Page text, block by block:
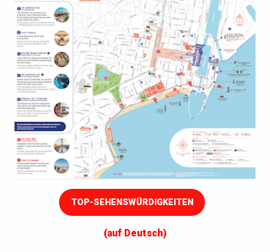
TOP-SEHENSWÜRDIGKEITEN
(auf Deutsch)